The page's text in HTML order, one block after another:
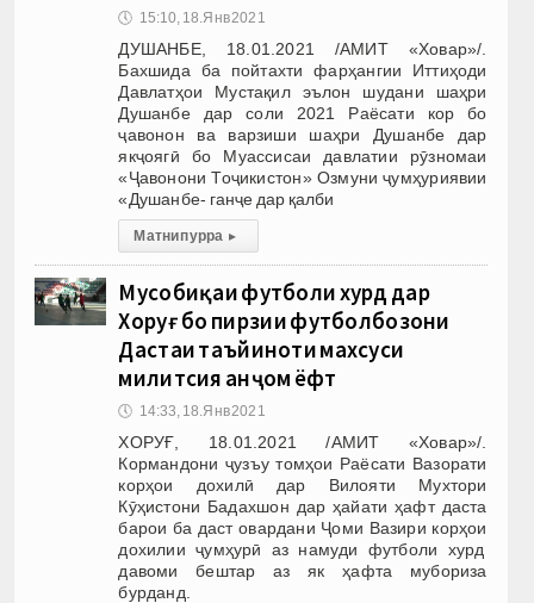
🕔 15:10, 18.Янв 2021
ДУШАНБЕ, 18.01.2021 /АМИТ «Ховар»/.
Бахшида ба пойтахти фарҳангии Иттиҳоди
Давлатҳои Мустақил эълон шудани шаҳри
Душанбе дар соли 2021 Раёсати кор бо
ҷавонон ва варзиши шаҳри Душанбе дар
якҷоягӣ бо Муассисаи давлатии рӯзномаи
«Ҷавонони Тоҷикистон» Озмуни ҷумҳуриявии
«Душанбе- ганҷе дар қалби
Матни пурра ▸
Мусобиқаи футболи хурд дар
Хоруғ бо пирӯзии футболбозони
Дастаи таъйиноти махсуси
милитсия анҷом ёфт
🕔 14:33, 18.Янв 2021
ХОРУҒ, 18.01.2021 /АМИТ «Ховар»/.
Кормандони ҷузъу томҳои Раёсати Вазорати
корҳои дохилӣ дар Вилояти Мухтори
Кӯҳистони Бадахшон дар ҳайати ҳафт даста
барои ба даст овардани Ҷоми Вазири корҳои
дохилии ҷумҳурӣ аз намуди футболи хурд
давоми бештар аз як ҳафта мубориза
бурданд.